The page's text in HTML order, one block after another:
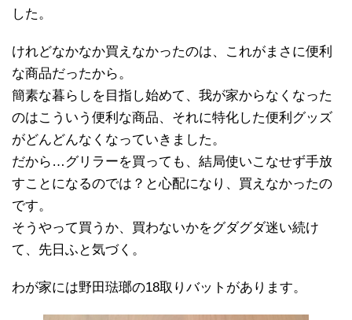
した。
けれどなかなか買えなかったのは、これがまさに便利
な商品だったから。
簡素な暮らしを目指し始めて、我が家からなくなった
のはこういう便利な商品、それに特化した便利グッズ
がどんどんなくなっていきました。
だから…グリラーを買っても、結局使いこなせず手放
すことになるのでは？と心配になり、買えなかったの
です。
そうやって買うか、買わないかをグダグダ迷い続け
て、先日ふと気づく。
わが家には野田琺瑯の18取りバットがあります。